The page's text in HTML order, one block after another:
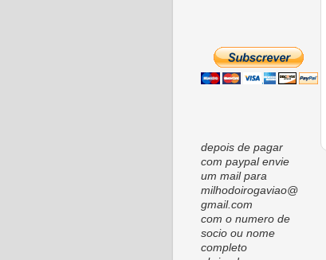
depois de pagar
com paypal envie
um mail para
milhodoirogaviao@
gmail.com
com o numero de
socio ou nome
completo